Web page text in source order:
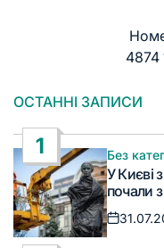
4874
ОСТАННІ ЗАПИСИ
1
у
Без
У Києві
почали
Дата